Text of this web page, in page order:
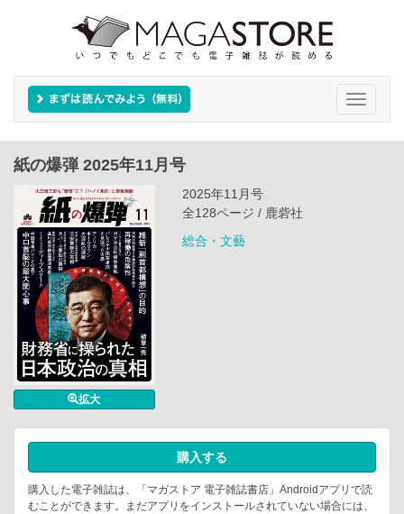
Toggle
紙の爆弾 2025年11月号
拡大
2025年11月号
全128ページ / 鹿砦社
総合・文藝
購入する
購入した電子雑誌は、「マガストア 電子雑誌書店」Androidアプリで読
むことができます。まだアプリをインストールされていない場合には、